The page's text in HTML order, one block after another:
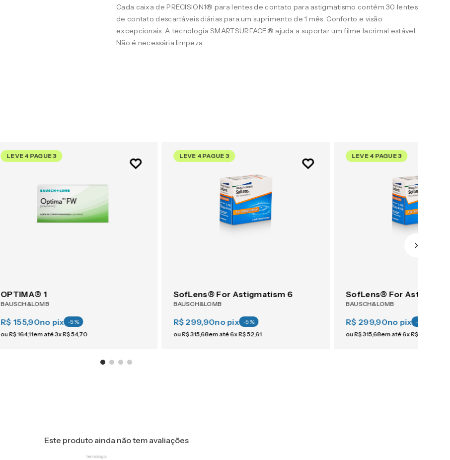
Cada caixa de PRECISION1® para lentes de contato para astigmatismo contém 30 lentes
de contato descartáveis diárias para um suprimento de 1 mês. Conforto e visão
excepcionais. A tecnologia SMARTSURFACE® ajuda a suportar um filme lacrimal estável.
Não é necessária limpeza.
LEVE 4 PAGUE 3
OPTIMA® 1
BAUSCH&LOMB
R$ 155,90no pix -5%
ouR$164,11em até3xR$54,70
LEVE 4 PAGUE 3
SofLens® For Astigmatism 6
BAUSCH&LOMB
R$ 299,90no pix -5%
ouR$315,68em até6xR$52,61
LEVE 4 PAGUE 3
SofLens® For
BAUSCH&LOMB
R$ 299,90no pix -5
ouR$315,68em até6xR$
Este produto ainda não tem avaliações